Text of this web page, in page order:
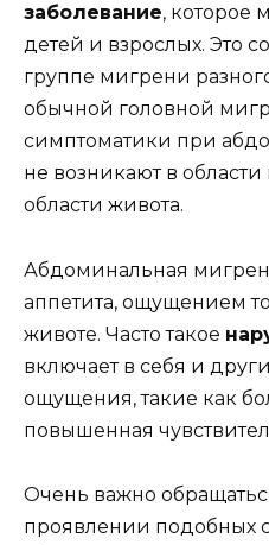
заболевание, которое
детей и взрослых. Это
группе мигрени
обычной головной
симптоматики при
не возникают в
области живота.
Абдоминальная
аппетита, ощущением
животе. Часто такое
включает в себя и
ощущения, такие как
повышенная
Очень важно
проявлении подобных